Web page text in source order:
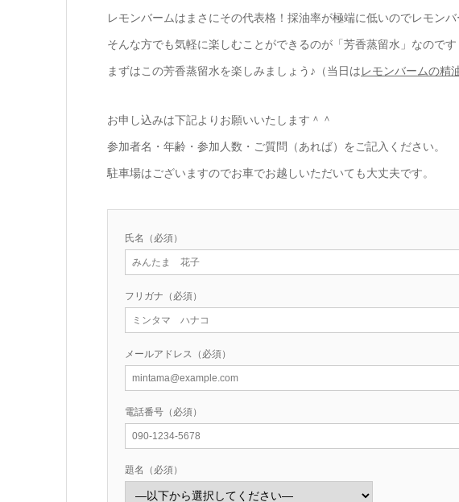
レモンバームはまさにその代表格！採油率が極端に低いのでレモン
そんな方でも気軽に楽しむことができるのが「芳香蒸留水」なので
まずはこの芳香蒸留水を楽しみましょう♪（当日はレモンバームの精
お申し込みは下記よりお願いいたします＾＾
参加者名・年齢・参加人数・ご質問（あれば）をご記入ください。
駐車場はございますのでお車でお越しいただいても大丈夫です。
氏名（必須）
フリガナ（必須）
メールアドレス（必須）
電話番号（必須）
題名（必須）